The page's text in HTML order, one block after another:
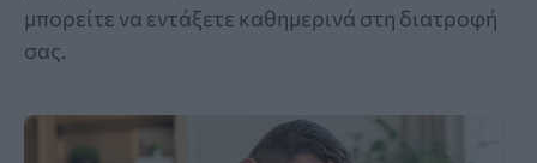
μπορείτε να εντάξετε καθημερινά στη διατροφή
σας.